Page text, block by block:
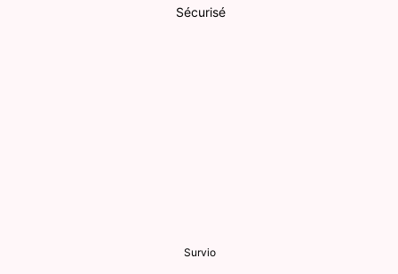
Sécurisé
Survio